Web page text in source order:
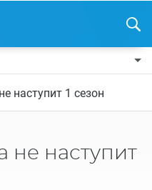
наступит 1 сезон
не наступит